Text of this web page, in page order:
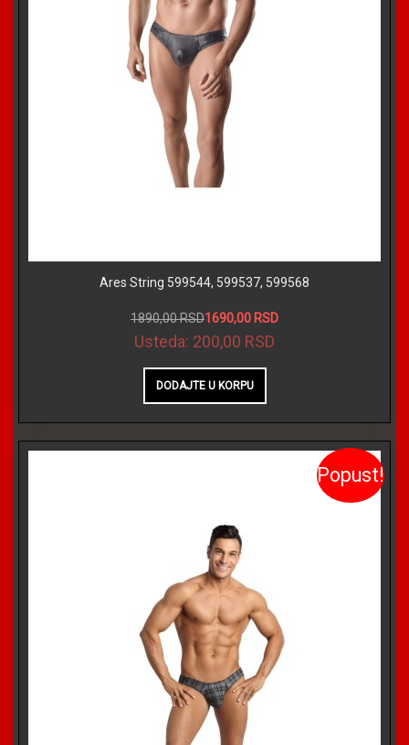
Ares String 599544, 599537, 599568
1890,00 RSD1690,00 RSD
Usteda: 200,00 RSD
Popust!